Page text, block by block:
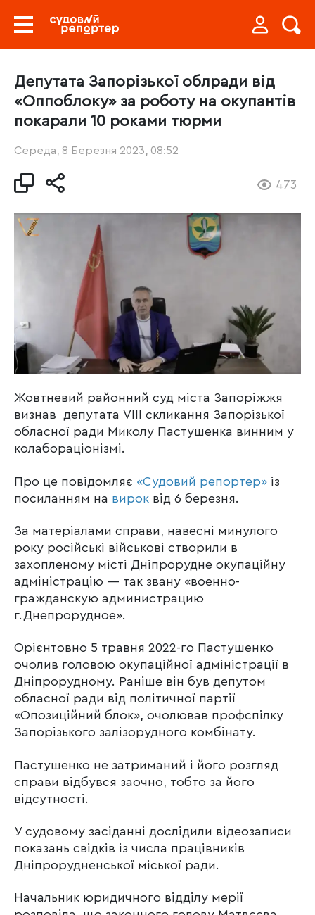
Депутата Запорізької облради від
«Оппоблоку» за роботу на окупантів
покарали 10 роками тюрми
Середа, 8 Березня 2023, 08:52
473
Жовтневий районний суд міста Запоріжжя
визнав депутата VIІI скликання Запорізької
обласної ради Миколу Пастушенка винним у
колабораціонізмі.
Про це повідомляє «Судовий репортер» із
посиланням на вирок від 6 березня.
За матеріалами справи, навесні минулого
року російські військові створили в
захопленому місті Дніпрорудне окупаційну
адміністрацію — так звану «военно-
гражданскую администрацию
г.Днепрорудное».
Орієнтовно 5 травня 2022-го Пастушенко
очолив головою окупаційної адміністрації в
Дніпрорудному. Раніше він був депутом
обласної ради від політичної партії
«Опозиційний блок», очолював профспілку
Запорізького залізорудного комбінату.
Пастушенко не затриманий і його розгляд
справи відбувся заочно, тобто за його
відсутності.
У судовому засіданні дослідили відеозаписи
показань свідків із числа працівників
Дніпрорудненської міської ради.
Начальник юридичного відділу мерії